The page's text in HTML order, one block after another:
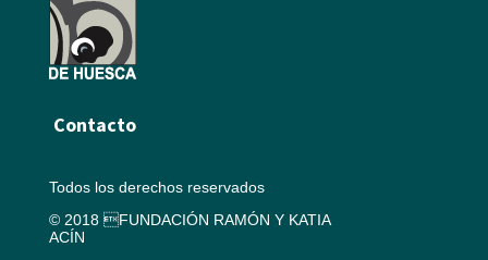
Contacto
Todos los derechos reservados
© 2018 FUNDACIÓN RAMÓN Y KATIA
ACÍN